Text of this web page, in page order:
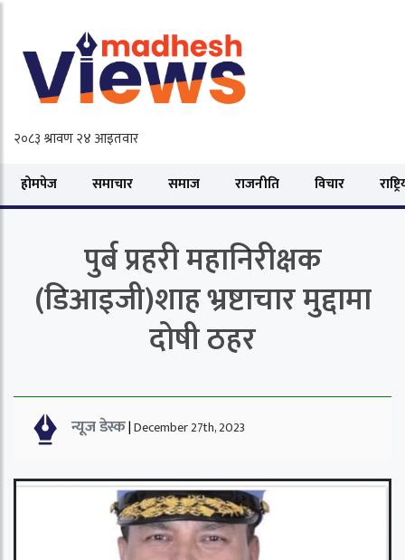
होमपेज समाचार समाज राजनीति विचार
पुर्ब प्रहरी महानिरीक्षक
(डिआइजी)शाह भ्रष्टाचार मुद्दामा
दोषी ठहर
न्यूज डेस्क|December 27th, 2023